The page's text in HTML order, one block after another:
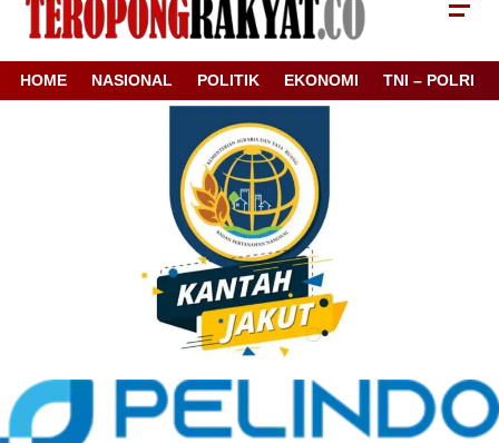
HOME NASIONAL POLITIK EKONOMI TNI – POLRI